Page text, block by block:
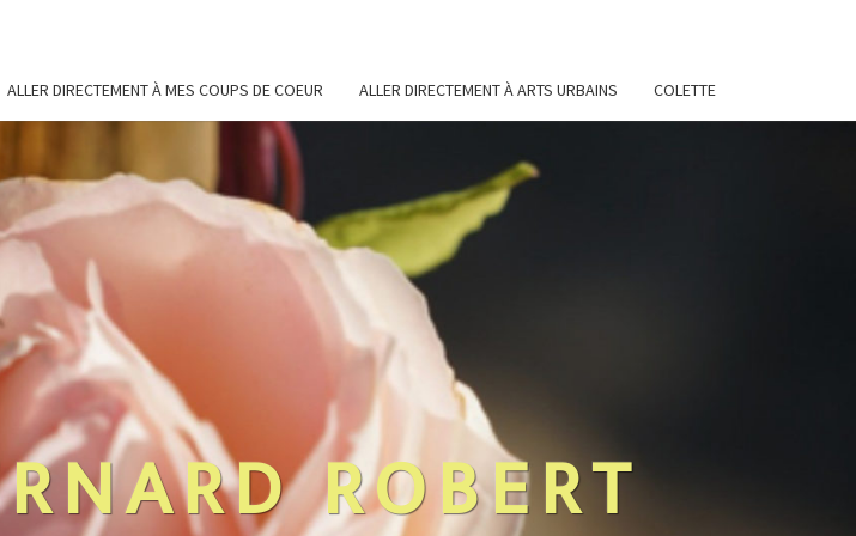
ALLER DIRECTEMENT À MES COUPS DE COEUR ALLER DIRECTEMENT À ARTS URBAINS COLETTE
ROBERT